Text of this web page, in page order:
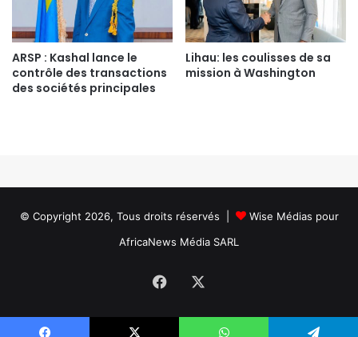
ARSP : Kashal lance le
contrôle des transactions
des sociétés principales
Lihau: les coulisses de sa
mission à Washington
© Copyright 2026, Tous droits réservés | Wise Médias pour
AfricaNews Média SARL
Facebook